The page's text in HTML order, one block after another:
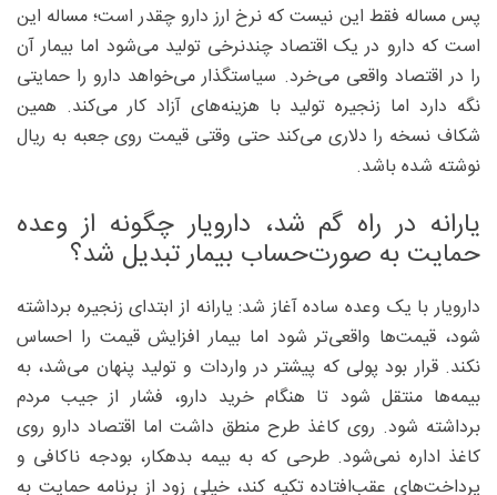
پس مساله فقط این نیست که نرخ ارز دارو چقدر است؛ مساله این
است که دارو در یک اقتصاد چندنرخی تولید می‌شود اما بیمار آن
را در اقتصاد واقعی می‌خرد. سیاستگذار می‌خواهد دارو را حمایتی
نگه دارد اما زنجیره تولید با هزینه‌های آزاد کار می‌کند. همین
شکاف نسخه را دلاری می‌کند حتی وقتی قیمت روی جعبه به ریال
نوشته شده باشد.
یارانه در راه گم شد، دارویار چگونه از وعده
حمایت به صورت‌حساب بیمار تبدیل شد؟
دارویار با یک وعده ساده آغاز شد: یارانه از ابتدای زنجیره برداشته
شود، قیمت‌ها واقعی‌تر شود اما بیمار افزایش قیمت را احساس
نکند. قرار بود پولی که پیشتر در واردات و تولید پنهان می‌شد، به
بیمه‌ها منتقل شود تا هنگام خرید دارو، فشار از جیب مردم
برداشته شود. روی کاغذ طرح منطق داشت اما اقتصاد دارو روی
کاغذ اداره نمی‌شود. طرحی که به بیمه بدهکار، بودجه ناکافی و
پرداخت‌های عقب‌افتاده تکیه کند، خیلی زود از برنامه حمایت به